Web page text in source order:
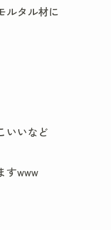
ルタル材に
いいなど
すwww